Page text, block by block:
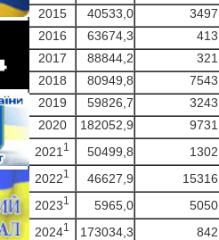
2015
40533,0
2016
63674,3
2017
88844,2
2018
80949,8
2019
59826,7
2020
182052,9
2021 1 50499,8
20221 46627,9
20231 5965,0
20241 173034,3